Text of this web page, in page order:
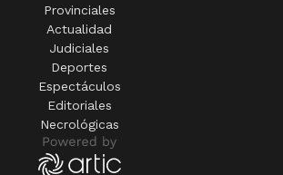
Provinciales
Actualidad
Judiciales
Deportes
Espectáculos
Editoriales
Necrológicas